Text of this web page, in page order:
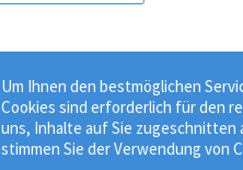
Um Ihnen den bestmöglichen
Cookies sind erforderlich für den
uns, Inhalte auf Sie zugeschnitten
stimmen Sie der Verwendung von